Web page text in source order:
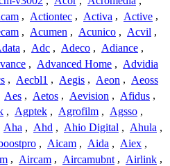
, Actiontec , Activa , Active ,
, Acumen , Acunico , Acvil ,
, Adc , Adeco , Adiance ,
, Advanced Home , Advidia
, Aecbl1 , Aegis , Aeon , Aeoss
Aes , Aetos , Aevision , Afidus ,
, Agptek , Agrofilm , Agsso ,
Aha , Ahd , Ahio Digital , Ahula ,
, Aicam , Aida , Aiex ,
, Aircam , Aircamubnt , Airlink ,